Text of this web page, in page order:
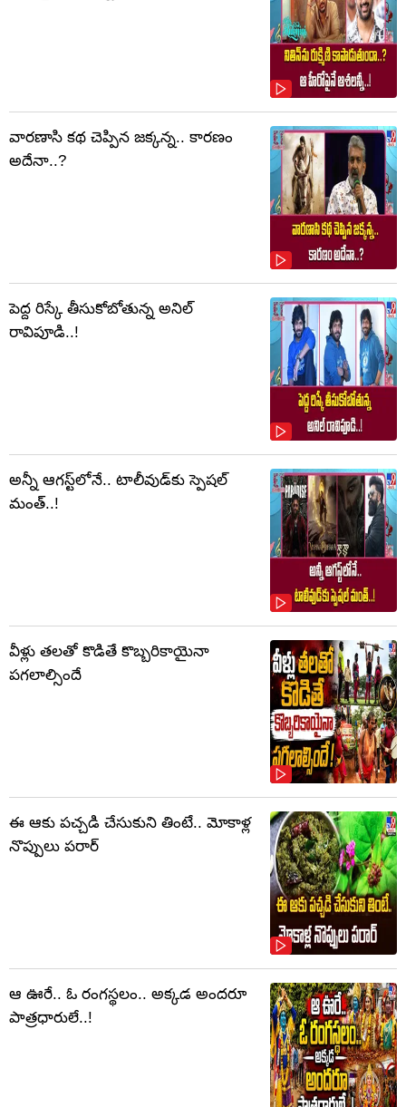
వారణాసి కథ చెప్పిన జక్కన్న.. కారణం
అదేనా..?
పెద్ద రిస్కే తీసుకోబోతున్న అనిల్
రావిపూడి..!
అన్నీ ఆగస్ట్‌లోనే.. టాలీవుడ్‌కు స్పెషల్
మంత్..!
వీళ్లు తలతో కొడితే కొబ్బరికాయైనా
పగలాల్సిందే
ఈ ఆకు పచ్చడి చేసుకుని తింటే.. మోకాళ్ల
నొప్పులు పరార్‌
ఆ ఊరే.. ఓ రంగస్థలం.. అక్కడ అందరూ
పాత్రధారులే..!